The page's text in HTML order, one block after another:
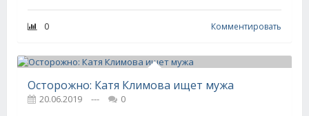
0 Комментировать
Осторожно: Катя Климова ищет мужа
20.06.2019 ---
0